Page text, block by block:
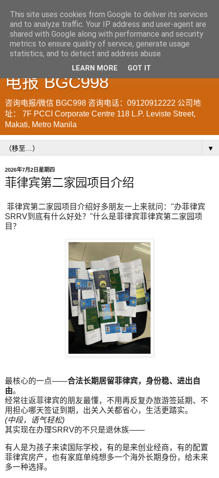
菲律宾998VISA移民公司
WWW.SRRV.DE 咨询微信/
电报 BGC998
咨询电报/微信 BGC998 咨询电话：09120912222 公司地
址： 7F PCCI Corporate Centre 118 L.P. Leviste Street,
Makati, Metro Manila
▼
2026年7月2日星期四
菲律宾第二家园项目介绍
菲律宾第二家园项目介绍好多朋友一上来就问："办菲律宾
SRRV到底有什么好处？"什么是菲律宾菲律宾第二家园项
目？
最核心的一点——合法长期居留菲律宾，身份稳、进出自
由。
经常往返菲律宾的朋友最懂，不用再反复办旅游签延期、不
用担心哪天签证到期，出关入关都省心，生活更踏实。
(中段，语气轻松)
其实现在办理SRRV的不只是退休族——
有人是为孩子来读国际学校，有的是来创业经商，有的配置
菲律宾房产，也有家庭单纯想多一个海外长期身份，给未来
多一种选择。
This site uses cookies from Google to deliver its services
and to analyze traffic. Your IP address and user-agent are
shared with Google along with performance and security
metrics to ensure quality of service, generate usage
statistics, and to detect and address abuse.
LEARN MORE GOT IT